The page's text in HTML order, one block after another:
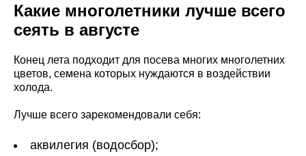
Какие многолетники лучше всего
сеять в августе
Конец лета подходит для посева многих многолетних
цветов, семена которых нуждаются в воздействии
холода.
Лучше всего зарекомендовали себя:
аквилегия (водосбор);